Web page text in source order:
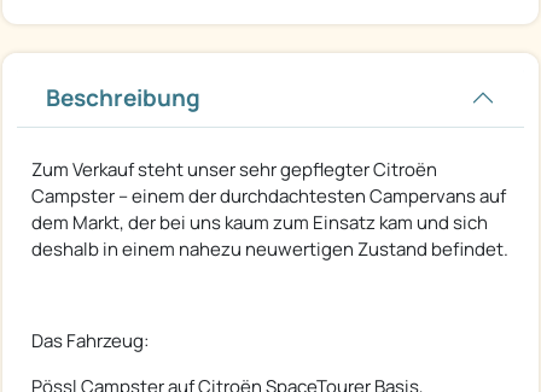
Beschreibung
Zum Verkauf steht unser sehr gepflegter Citroën
Campster – einem der durchdachtesten Campervans auf
dem Markt, der bei uns kaum zum Einsatz kam und sich
deshalb in einem nahezu neuwertigen Zustand befindet.
Das Fahrzeug:
Pössl Campster auf Citroën SpaceTourer Basis,